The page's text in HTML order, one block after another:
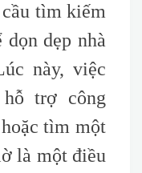
tìm kiếm
dẹp nhà
này, việc
trợ công
tìm một
là một điều